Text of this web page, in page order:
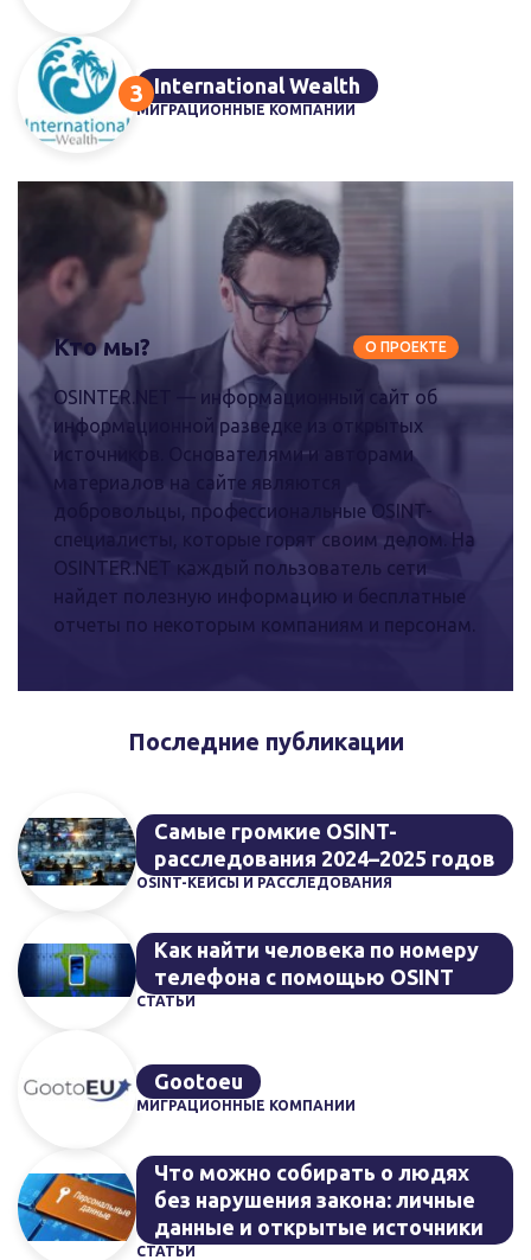
International Wealth
МИГРАЦИОННЫЕ КОМПАНИИ
Кто мы?
OSINTER.NET — информационный сайт об
информационной разведке из открытых
источников. Основателями и авторами
материалов на сайте являются
добровольцы, профессиональные OSINT-
специалисты, которые горят своим делом. На
OSINTER.NET каждый пользователь сети
найдет полезную информацию и бесплатные
отчеты по некоторым компаниям и персонам.
О ПРОЕКТЕ
Последние публикации
Самые громкие OSINT-
расследования 2024–2025 годов
OSINT-КЕЙСЫ И РАССЛЕДОВАНИЯ
Как найти человека по номеру
телефона с помощью OSINT
СТАТЬИ
Gootoeu
МИГРАЦИОННЫЕ КОМПАНИИ
Что можно собирать о людях
без нарушения закона: личные
данные и открытые источники
СТАТЬИ